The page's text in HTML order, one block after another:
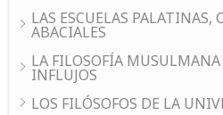
LAS ESCUELAS PALATINAS,
ABACIALES
LA FILOSOFÍA MUSULMANA
INFLUJOS
LOS FILÓSOFOS DE LA